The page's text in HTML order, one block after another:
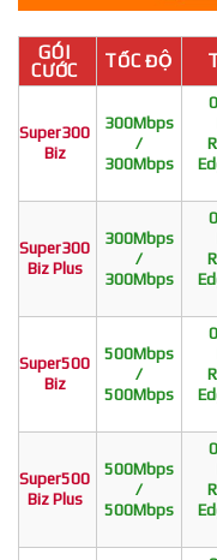
GÓI
CƯỚC
TỐC ĐỘ
Super300
Biz
300Mbps
/
300Mbps
Super300
Biz Plus
300Mbps
/
300Mbps
Super500
Biz
500Mbps
/
500Mbps
Super500
Biz Plus
500Mbps
/
500Mbps